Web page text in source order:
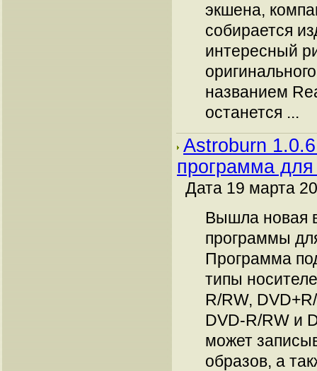
экшена,
собирается
интересный
названием
останется ...
Astroburn
программа для
Дата 19 марта
Вышла новая
программы
Программа
типы
R/RW,
DVD-R/RW и
может
образов, а